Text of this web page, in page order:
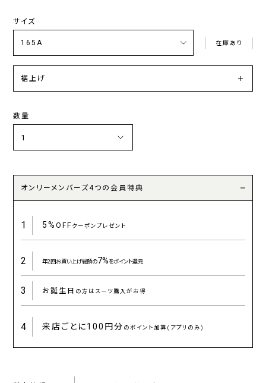
サイズ
在庫あり
裾上げ
数量
オンリーメンバーズ4つの会員特典
1 5%OFFクーポンプレゼント
2 年2回お買い上げ総額の7%をポイント還元
3 お誕生日 の方はスーツ購入がお得
4 来店ごとに100円分 のポイント加算(アプリのみ)